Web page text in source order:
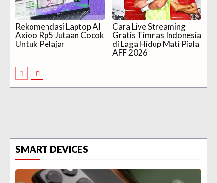
Rekomendasi Laptop AI
Axioo Rp5 Jutaan Cocok
Untuk Pelajar
Cara Live Streaming
Gratis Timnas Indonesia
di Laga Hidup Mati Piala
AFF 2026
SMART DEVICES